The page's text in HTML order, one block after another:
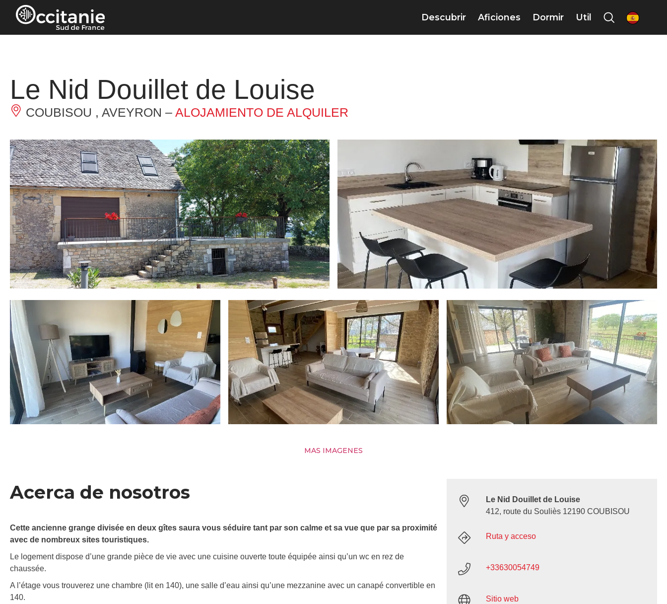
Panel de gestión de cookies
Descubrir Aficiones Dormir Util es
Le Nid Douillet de Louise
COUBISOU , AVEYRON – ALOJAMIENTO DE ALQUILER
MAS IMAGENES
Acerca de nosotros
Cette ancienne grange divisée en deux gîtes saura vous séduire tant par son calme et sa vue que par sa proximité
avec de nombreux sites touristiques.
Le logement dispose d’une grande pièce de vie avec une cuisine ouverte toute équipée ainsi qu’un wc en rez de
chaussée.
A l’étage vous trouverez une chambre (lit en 140), une salle d’eau ainsi qu’une mezzanine avec un canapé convertible en
140.
Le Nid Douillet de Louise
412, route du Souliès 12190 COUBISOU
Ruta y acceso
+33630054749
Sitio web